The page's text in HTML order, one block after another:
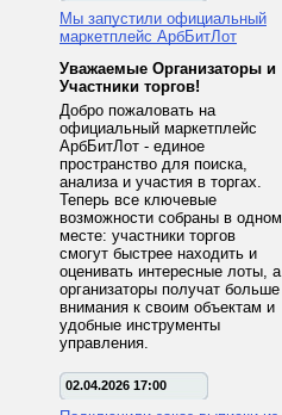
Мы запустили официальный
маркетплейс АрбБитЛот
Уважаемые Организаторы и
Участники торгов!
Добро пожаловать на
официальный маркетплейс
АрбБитЛот - единое
пространство для поиска,
анализа и участия в торгах.
Теперь все ключевые
возможности собраны в одном
месте: участники торгов
смогут быстрее находить и
оценивать интересные лоты, а
организаторы получат больше
внимания к своим объектам и
удобные инструменты
управления.
02.04.2026 17:00